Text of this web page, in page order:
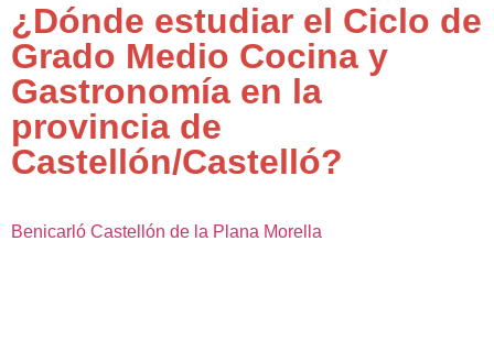
¿Dónde estudiar el Ciclo de
Grado Medio Cocina y
Gastronomía en la
provincia de
Castellón/Castelló?
Benicarló Castellón de la Plana Morella